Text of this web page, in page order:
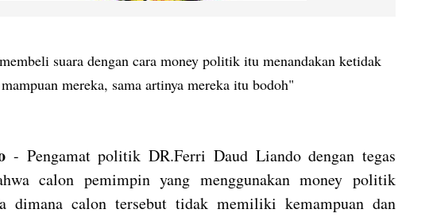
suara dengan cara money politik itu menandakan ketidak
mampuan mereka, sama artinya mereka itu bodoh"
- Pengamat politik DR.Ferri Daud Liando dengan tegas
calon pemimpin yang menggunakan money politik
dimana calon tersebut tidak memiliki kemampuan dan